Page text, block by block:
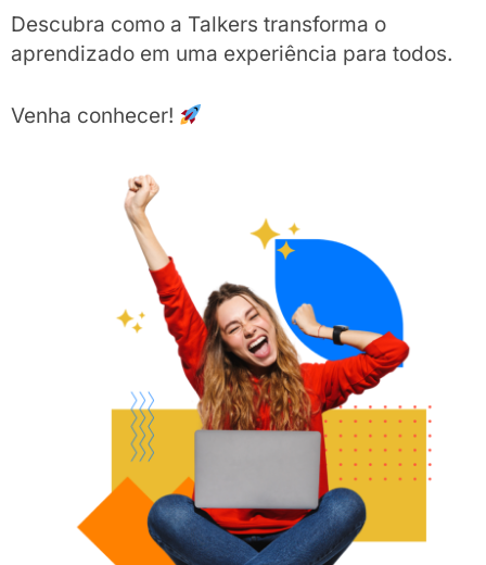
Descubra como a Talkers transforma o
aprendizado em uma experiência para todos.
Venha conhecer!